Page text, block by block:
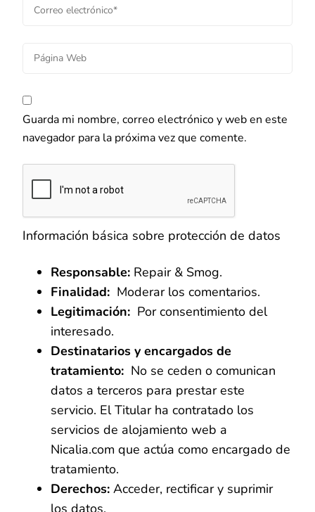
Guarda mi nombre, correo electrónico y web en este
navegador para la próxima vez que comente.
Información básica sobre protección de datos
Responsable: Repair & Smog.
Finalidad: Moderar los comentarios.
Legitimación: Por consentimiento del
interesado.
Destinatarios y encargados de
tratamiento: No se ceden o comunican
datos a terceros para prestar este
servicio. El Titular ha contratado los
servicios de alojamiento web a
Nicalia.com que actúa como encargado de
tratamiento.
Derechos: Acceder, rectificar y suprimir
los datos.